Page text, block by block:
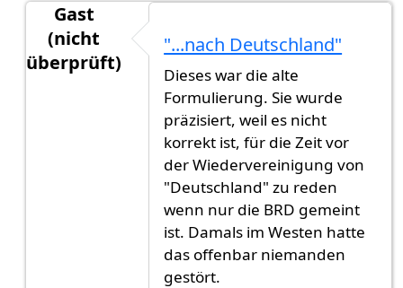
Gast
(nicht
überprüft)
nach / in die Bundesrepublik
"...nach Deutschland"
Dieses war die alte
Formulierung. Sie wurde
präzisiert, weil es nicht
korrekt ist, für die Zeit vor
der Wiedervereinigung von
"Deutschland" zu reden
wenn nur die BRD gemeint
ist. Damals im Westen hatte
das offenbar niemanden
gestört.